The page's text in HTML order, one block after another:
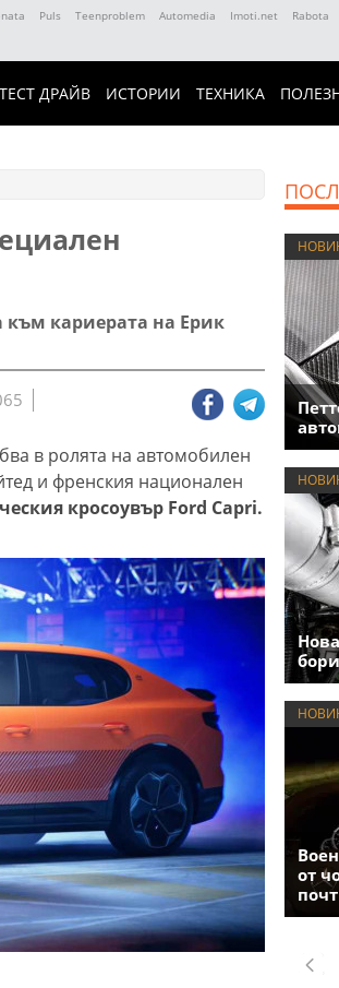
Puls Teenproblem Automedia Imoti.net Rabota
ТЕСТ ДРАЙВ ИСТОРИИ ТЕХНИКА
към кариерата на Ерик
в ролята на автомобилен
и френския национален
кросоувър Ford Capri.
от